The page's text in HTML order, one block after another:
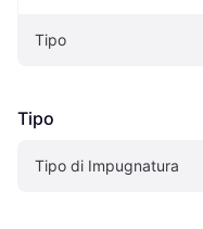
Tipo
Tipo
Tipo di Impugnatura